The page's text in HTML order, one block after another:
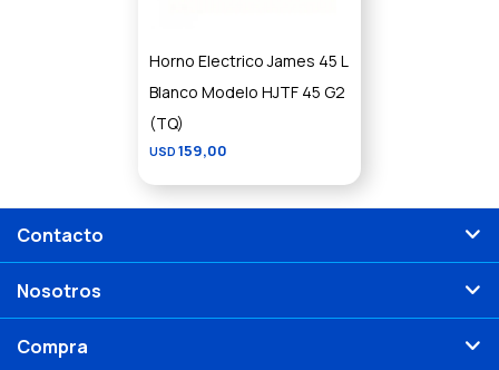
Horno Electrico James 45 L
Blanco Modelo HJTF 45 G2
(TQ)
USD 159,00
Contacto
Nosotros
Compra